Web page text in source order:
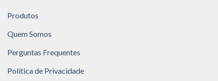
Produtos
Quem Somos
Perguntas Frequentes
Política de Privacidade